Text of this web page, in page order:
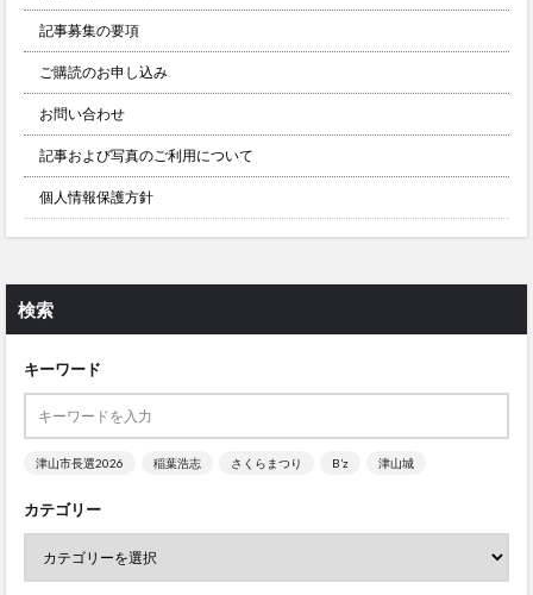
記事募集の要項
ご購読のお申し込み
お問い合わせ
記事および写真のご利用について
個人情報保護方針
検索
キーワード
津山市長選2026 稲葉浩志 さくらまつり B’z 津山城
カテゴリー